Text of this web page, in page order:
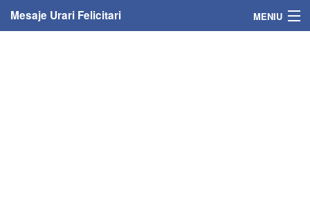
Mesaje Urari Felicitari MENIU